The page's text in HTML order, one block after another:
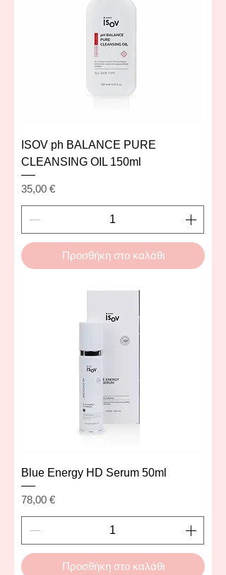
ISOV ph BALANCE PURE
CLEANSING OIL 150ml
Τιμή
35,00 €
Προσθήκη στο καλάθι
Blue Energy HD Serum 50ml
Τιμή
78,00 €
Προσθήκη στο καλάθι